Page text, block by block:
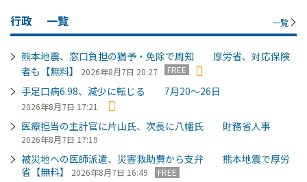
行政 一覧 一覧
熊本地震、窓口負担の猶予・免除で周知 厚労省、対応保険
者も【無料】
2026年8月7日 20:27 FREE
手足口病6.98、減少に転じる 7月20～26日
2026年8月7日 17:21
医療担当の主計官に片山氏、次長に八幡氏 財務省人事
2026年8月7日 17:19
被災地への医師派遣、災害救助費から支弁 熊本地震で厚労
省【無料】
2026年8月7日 16:49 FREE